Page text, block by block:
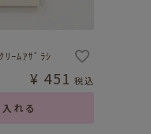
ｰﾑｱｻﾞﾗｼ
れる
¥ 451 税込